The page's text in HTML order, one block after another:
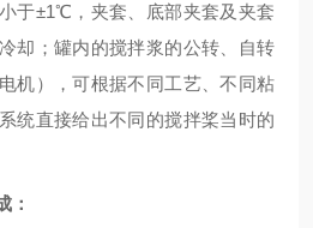
于±1℃，夹套、底部夹套及夹套
却；罐内的搅拌浆的公转、自转
机），可根据不同工艺、不同粘
统直接给出不同的搅拌桨当时的
：